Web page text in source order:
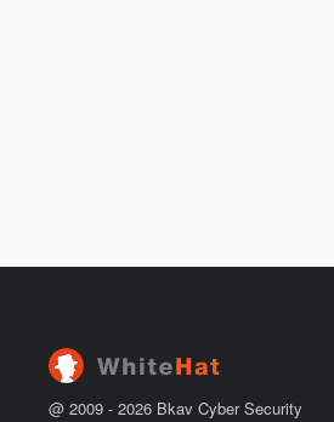
@ 2009 - 2026 Bkav Cyber Security